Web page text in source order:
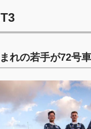
れの若手が72号